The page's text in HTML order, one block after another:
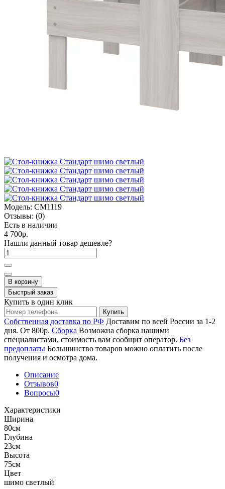
Модель: СМ1119
Отзывы: (0)
Есть в наличии
4 700р.
Нашли данный товар дешевле?
В корзину
Быстрый заказ
Купить в один клик
Купить
Собственная доставка по РФ Доставим по всей России за 1-2
дня. От 800р. Сборка Возможна сборка нашими
специалистами, стоимость вам сообщит оператор. Без
предоплаты Большинство товаров можно оплатить после
получения и осмотра дома.
Описание
Отзывов0
Вопросы0
Характеристики
Ширина
80см
Глубина
23см
Высота
75см
Цвет
шимо светлый